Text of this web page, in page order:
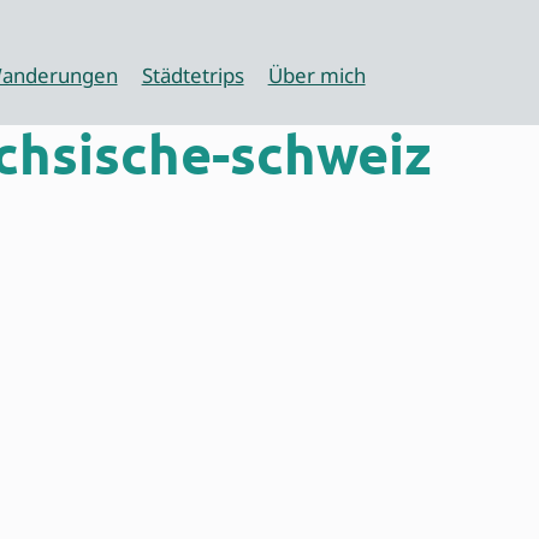
Städtetrips Über mich
schweiz